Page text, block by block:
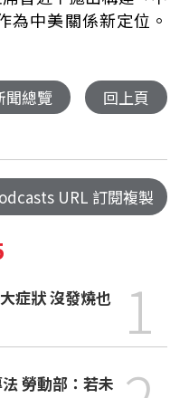
為中美關係新定位。
聞總覽 回上頁
URL 訂閱複製
1
勞動部：若未